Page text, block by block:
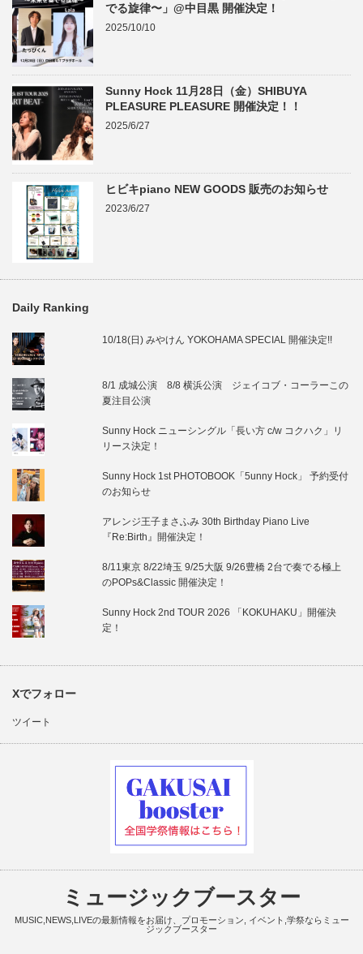
でる旋律〜」@中目黒 開催決定！
2025/10/10
Sunny Hock 11月28日（金）SHIBUYA
PLEASURE PLEASURE 開催決定！！
2025/6/27
ヒビキpiano NEW GOODS 販売のお知らせ
2023/6/27
Daily Ranking
10/18(日) みやけん YOKOHAMA SPECIAL 開催決定!!
8/1 成城公演 8/8 横浜公演 ジェイコブ・コーラーこの
夏注目公演
Sunny Hock ニューシングル「長い方 c/w コクハク」リ
リース決定！
Sunny Hock 1st PHOTOBOOK「5unny Hock」 予約受付
のお知らせ
アレンジ王子まさふみ 30th Birthday Piano Live
『Re:Birth』開催決定！
8/11東京 8/22埼玉 9/25大阪 9/26豊橋 2台で奏でる極上
のPOPs&Classic 開催決定！
Sunny Hock 2nd TOUR 2026 「KOKUHAKU」開催決
定！
Xでフォロー
ツイート
ミュージックブースター
MUSIC,NEWS,LIVEの最新情報をお届け、プロモーション, イベント,学祭ならミュー
ジックブースター